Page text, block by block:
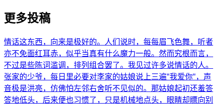
更多投稿
情话这东西，向来是极好的。人们说时，每每眉飞色舞，听者
亦不免面红耳赤，似乎当真有什么魔力一般。然而究根而言，
不过是些陈词滥调，排列组合罢了。我见过许多说情话的人。
张家的少爷，每日里必要对李家的姑娘说上三遍"我爱你"，声
音极是洪亮，仿佛怕左邻右舍听不见似的。那姑娘起初还羞答
答地低头，后来便也习惯了，只是机械地点头，眼睛却瞟向别